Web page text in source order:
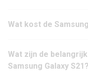
Wat kost de
Wat zijn de
Samsung Galaxy S21?